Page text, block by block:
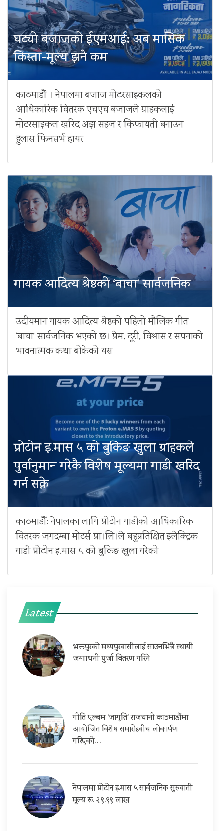
घट्यो बजाजको ईएमआई: अब मासिक
किस्ता-मूल्य झनै कम
काठमाडौं । नेपालमा बजाज मोटरसाइकलको
आधिकारिक वितरक एचएच बजाजले ग्राहकलाई
मोटरसाइकल खरिद अझ सहज र किफायती बनाउन
हुलास फिनसर्भ हायर
गायक आदित्य श्रेष्ठको ‘बाचा’ सार्वजनिक
उदीयमान गायक आदित्य श्रेष्ठको पहिलो मौलिक गीत
‘बाचा’ सार्वजनिक भएको छ। प्रेम, दूरी, विश्वास र सपनाको
भावनात्मक कथा बोकेको यस
प्रोटोन इ.मास ५ को बुकिङ खुला ग्राहकले
पुर्वानुमान गरेकै विशेष मूल्यमा गाडी खरिद
गर्न सक्ने
काठमाडौँ: नेपालका लागि प्रोटोन गाडीको आधिकारिक
वितरक जगदम्बा मोटर्स प्रा।लि।ले बहुप्रतिक्षित इलेक्ट्रिक
गाडी प्रोटोन इ.मास ५ को बुकिङ खुला गरेको
Latest
भक्तपुरको मध्यपुरबासीलाई साउनभित्रै स्थायी
जग्गाधनी पुर्जा वितरण गरिने
गीति एल्बम ‘जागृति’ राजधानी काठमाडौंमा
आयोजित विशेष समारोहबीच लोकार्पण
गरिएको…
नेपालमा प्रोटोन इ.मास ५ सार्वजनिक सुरुवाती
मूल्य रू. २९.९९ लाख